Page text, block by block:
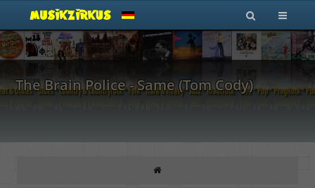
The Brain Police - Same (Tom Cody)